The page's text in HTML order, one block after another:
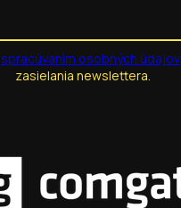
spracúvaním osobných údajov
zasielania newslettera.